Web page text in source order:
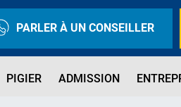
PARLER À UN CONSEILLER
PIGIER ADMISSION